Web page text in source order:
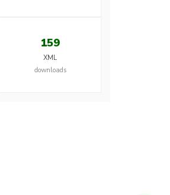
159
XML
downloads